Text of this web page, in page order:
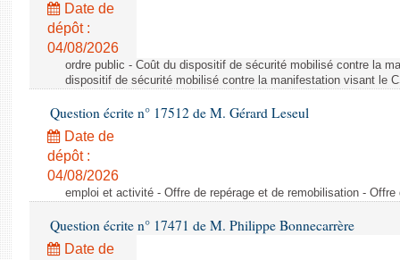
Date de
dépôt :
04/08/2026
ordre public - Coût du dispositif de sécurité mobilisé contre la
dispositif de sécurité mobilisé contre la manifestation visant le
Question écrite n° 17512 de M. Gérard Leseul
Date de
dépôt :
04/08/2026
emploi et activité - Offre de repérage et de remobilisation -
Question écrite n° 17471 de M. Philippe Bonnecarrère
Date de